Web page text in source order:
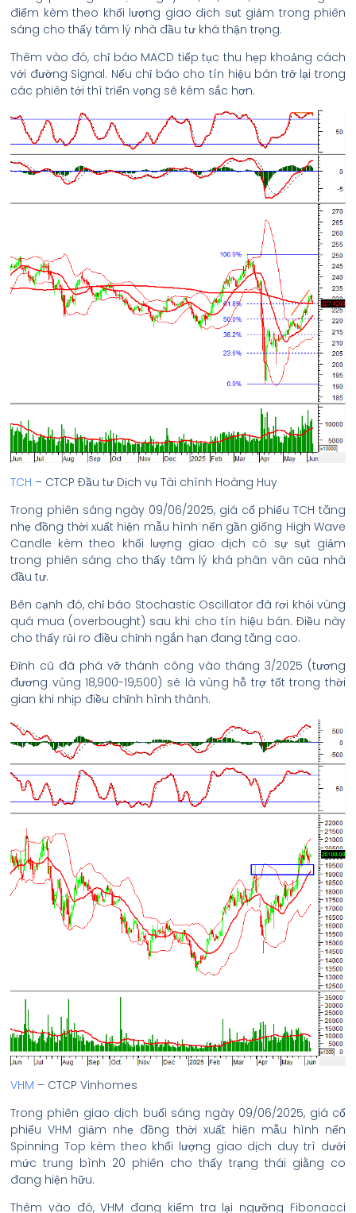
điểm kèm theo khối lượng giao dịch sụt giảm trong phiên
sáng cho thấy tâm lý nhà đầu tư khá thận trọng.
Thêm vào đó, chỉ báo MACD tiếp tục thu hẹp khoảng cách
với đường Signal. Nếu chỉ báo cho tín hiệu bán trở lại trong
các phiên tới thì triển vọng sẽ kém sắc hơn.
TCH – CTCP Đầu tư Dịch vụ Tài chính Hoàng Huy
Trong phiên sáng ngày 09/06/2025, giá cổ phiếu TCH tăng
nhẹ đồng thời xuất hiện mẫu hình nến gần giống High Wave
Candle kèm theo khối lượng giao dịch có sự sụt giảm
trong phiên sáng cho thấy tâm lý khá phân vân của nhà
đầu tư.
Bên cạnh đó, chỉ báo Stochastic Oscillator đã rơi khỏi vùng
quá mua (overbought) sau khi cho tín hiệu bán. Điều này
cho thấy rủi ro điều chỉnh ngắn hạn đang tăng cao.
Đỉnh cũ đã phá vỡ thành công vào tháng 3/2025 (tương
đương vùng 18,900-19,500) sẽ là vùng hỗ trợ tốt trong thời
gian khi nhịp điều chỉnh hình thành.
VHM – CTCP Vinhomes
Trong phiên giao dịch buổi sáng ngày 09/06/2025, giá cổ
phiếu VHM giảm nhẹ đồng thời xuất hiện mẫu hình nến
Spinning Top kèm theo khối lượng giao dịch duy trì dưới
mức trung bình 20 phiên cho thấy trạng thái giằng co
đang hiện hữu.
Thêm vào đó, VHM đang kiểm tra lại ngưỡng Fibonacci